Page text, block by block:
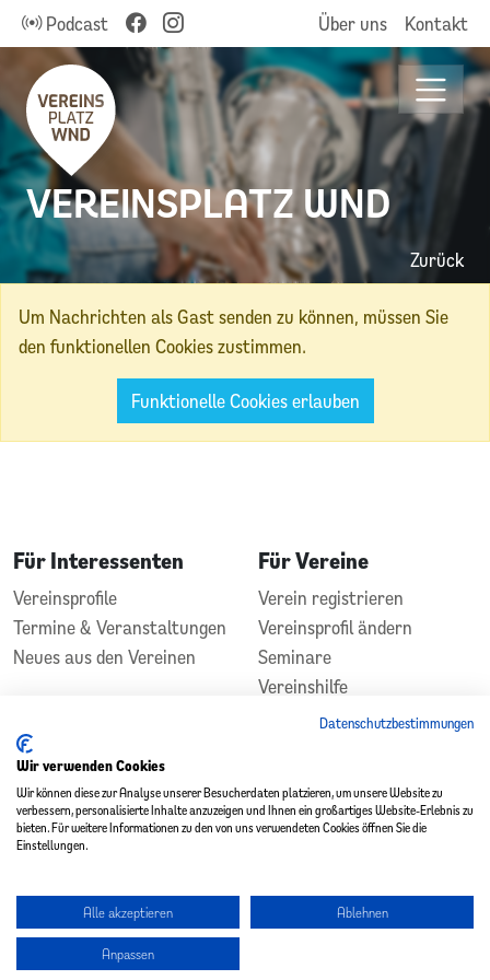
Podcast Über uns Kontakt
VEREINSPLATZ WND
Zurück
Um Nachrichten als Gast senden zu können, müssen Sie
den funktionellen Cookies zustimmen.
Funktionelle Cookies erlauben
Für Interessenten
Vereinsprofile
Termine & Veranstaltungen
Neues aus den Vereinen
Für Vereine
Verein registrieren
Vereinsprofil ändern
Seminare
Vereinshilfe
Kontakt
In Zusammenarbeit
Copyright 2026 - Vereinsplatz St. Wendel
Datenschutz|Impressum
Datenschutzbestimmungen
Wir verwenden Cookies
Wir können diese zur Analyse unserer Besucherdaten platzieren, um unsere Website zu
verbessern, personalisierte Inhalte anzuzeigen und Ihnen ein großartiges Website-Erlebnis zu
bieten. Für weitere Informationen zu den von uns verwendeten Cookies öffnen Sie die
Einstellungen.
Alle akzeptieren Ablehnen
Anpassen